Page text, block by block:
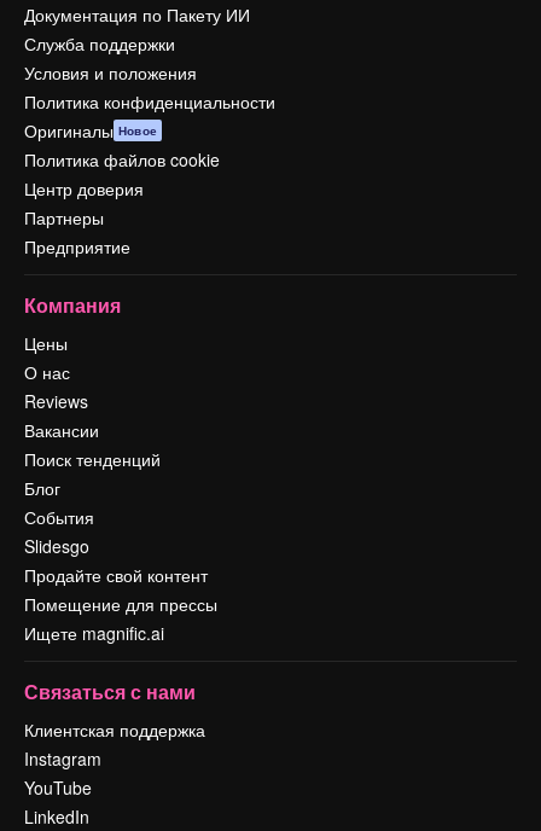
Документация по Пакету ИИ
Служба поддержки
Условия и положения
Политика конфиденциальности
Оригиналы Новое
Политика файлов cookie
Центр доверия
Партнеры
Предприятие
Компания
Цены
О нас
Reviews
Вакансии
Поиск тенденций
Блог
События
Slidesgo
Продайте свой контент
Помещение для прессы
Ищете magnific.ai
Связаться с нами
Клиентская поддержка
Instagram
YouTube
LinkedIn